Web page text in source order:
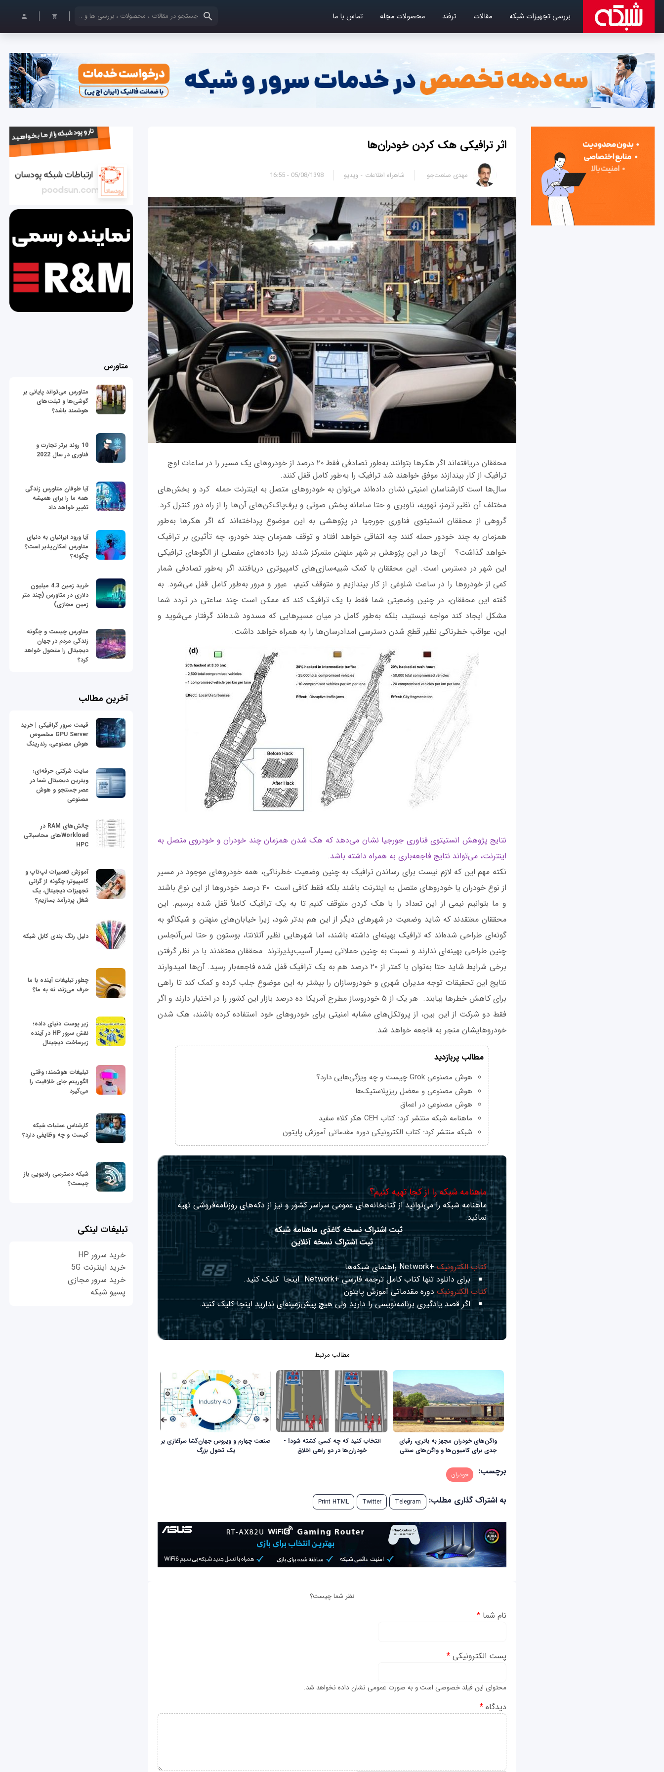
بررسی تجهیزات شبکه مقالات ترفند محصولات مجله تماس با ما کلمات کلیدی خود را وارد کنید
اثر ترافیکی هک کردن خودران‌ها
05/08/1398 - 16:55 مهدی صنعت‌جو شاهراه اطلاعات ویدیو
محققان دریافته‌اند اگر هکرها بتوانند به‌طور تصادفی فقط ۲۰ درصد از خودروهای یک مسیر را در ساعات اوج
ترافیک از کار بیندازند موفق خواهند شد ترافیک را به‌طور کامل قفل کنند.
سال‌ها است کارشناسان امنیتی نشان داده‌اند می‌توان به خودروهای متصل به اینترنت حمله کرد و بخش‌های
مختلف آن نظیر ترمز، تهویه، ناوبری و حتا سامانه پخش صوتی و برف‌پاک‌کن‌های آن‌ها را از راه دور کنترل کرد.
گروهی از محققان انستیتوی فناوری جورجیا در پژوهشی به این موضوع پرداخته‌اند که اگر هکرها به‌طور
همزمان به چند خودور حمله کنند چه اتفاقی خواهد افتاد و توقف همزمان چند خودرو، چه تأثیری بر ترافیک
خواهد گذاشت؟ آن‌ها در این پژوهش بر شهر منهتن متمرکز شدند زیرا داده‌های مفصلی از الگوهای ترافیکی
این شهر در دسترس است. این محققان با کمک شبیه‌سازی‌های کامپیوتری دریافتند اگر به‌طور تصادفی شمار
کمی از خودروها را در ساعت شلوغی از کار بیندازیم و متوقف کنیم، عبور و مرور به‌طور کامل قفل می‌شود. به
گفته این محققان، در چنین وضعیتی شما فقط با یک ترافیک کند که ممکن است چند ساعتی در تردد شما
مشکل ایجاد کند مواجه نیستید، بلکه به‌طور کامل در میان مسیرهایی که مسدود شده‌اند گرفتار می‌شوید و
این، عواقب خطرناکی نظیر قطع شدن دسترسی امدادرسان‌ها را به همراه خواهد داشت.
نتایج پژوهش انستیتوی فناوری جورجیا نشان می‌دهد که هک شدن همزمان چند خودران و خودروی متصل به
اینترنت، می‌تواند نتایج فاجعه‌باری به همراه داشته باشد.
نکته مهم این که لازم نیست برای رساندن ترافیک به چنین وضعیت خطرناکی، همه خودروهای موجود در مسیر
از نوع خودران یا خودروهای متصل به اینترنت باشند بلکه فقط کافی است ۴۰ درصد خودروها از این نوع باشند
و ما بتوانیم نیمی از این تعداد را با هک کردن متوقف کنیم تا به یک ترافیک کاملاً قفل شده برسیم. این
محققان معتقدند که شاید وضعیت در شهرهای دیگر از این هم بدتر شود، زیرا خیابان‌های منهتن و شیکاگو به
گونه‌ای طراحی شده‌اند که ترافیک بهینه‌ای داشته باشند، اما شهرهایی نظیر آتلانتا، بوستون و حتا لس‌آنجلس
چنین طراحی بهینه‌ای ندارند و نسبت به چنین حملاتی بسیار آسیب‌پذیرترند. محققان معتقدند با در نظر گرفتن
برخی شرایط شاید حتا به‌توان با کمتر از ۲۰ درصد هم به یک ترافیک قفل شده فاجعه‌بار رسید. آن‌ها امیدوارند
نتایج این تحقیقات توجه مدیران شهری و خودروسازان را بیشتر به این موضوع جلب کرده و کمک کند تا راهی
برای کاهش خطرها بیابند. هر یک از ۵ خودروساز مطرح آمریکا ده درصد بازار این کشور را در اختیار دارند و اگر
فقط دو شرکت از این بین، از پروتکل‌های مشابه امنیتی برای خودروهای خود استفاده کرده‌ باشند، هک شدن
خودروهایشان منجر به فاجعه خواهد شد.
مطالب پربازدید
هوش مصنوعی Grok چیست و چه ویژگی‌هایی دارد؟
هوش مصنوعی و معضل ریزپلاستیک‌ها
هوش مصنوعی در اعماق
ماهنامه شبکه منتشر کرد: کتاب CEH هکر کلاه سفید
شبکه منتشر کرد: کتاب الکترونیکی دوره مقدماتی آموزش پایتون
ماهنامه شبکه را از کجا تهیه کنیم؟
ماهنامه شبکه را می‌توانید از کتابخانه‌های عمومی سراسر کشور و نیز از دکه‌های روزنامه‌فروشی تهیه
نمائید.
ثبت اشتراک نسخه کاغذی ماهنامه شبکه
ثبت اشتراک نسخه آنلاین
کتاب الکترونیک+Network راهنمای شبکه‌ها
برای دانلود تنها کتاب کامل ترجمه فارسی +Network
اینجا کلیک کنید.
کتاب الکترونیک دوره مقدماتی آموزش پایتون
اگر قصد یادگیری برنامه‌نویسی را دارید ولی هیچ پیش‌زمینه‌ای نداریداینجا کلیک کنید.
مطالب مرتبط
واگن‌های خودران مجهز به باتری، رقبای
جدی برای کامیون‌ها و واگن‌های سنتی
انتخاب کنید که چه کسی کشته شود! -
خودران‌ها در دو راهی اخلاق
صنعت چهارم و ویروس جهان‌گشا سرآغازی بر
یک تحول بزرگ
برچسب: خودران
به اشتراک گذاری مطلب: Telegram
Twitter
Print HTML
نظر شما چیست؟
نام شما *
پست الکترونیکی *
محتوای این فیلد خصوصی است و به صورت عمومی نشان داده نخواهد شد.
دیدگاه *
متاورس
متاورس می‌تواند پایانی بر
گوشی‌ها و تبلت‌های
هوشمند باشد؟
10 روند برتر تجارت و
فناوری در سال 2022
آیا طوفان متاورس زندگی
همه ما را برای همیشه
تغییر خواهد داد
آیا ورود ایرانیان به دنیای
متاورس امکان‌پذیر است؟
چگونه؟
خرید زمین 4.3 میلیون
دلاری در متاورس (چند متر
زمین مجازی)
متاورس چیست و چگونه
زندگی مردم در جهان
دیجیتال را متحول خواهد
کرد؟
آخرین مطالب
قیمت سرور گرافیکی | خرید
GPU Server مخصوص
هوش مصنوعی، رندرینگ
سایت شرکتی حرفه‌ای؛
ویترین دیجیتال شما در
عصر جستجو و هوش
مصنوعی
چالش‌های RAM در
Workloadهای محاسباتی
HPC
آموزش تعمیرات لپ‌تاپ و
کامپیوتر؛ چگونه از گرانی
تجهیزات دیجیتال، یک
شغل پردرآمد بسازیم؟
دلیل رنگ بندی کابل شبکه
چطور تبلیغات آینده با ما
حرف می‌زند، نه به ما؟
زیر پوست دنیای داده؛
نقش سرور HP در آینده
زیرساخت دیجیتال
تبلیغات هوشمند؛ وقتی
الگوریتم جای خلاقیت را
می‌گیرد
کارشناس عملیات شبکه
کیست و چه وظایفی دارد؟
شبکه دسترسی رادیویی باز
چیست؟
تبلیغات لینکی
خرید سرور HP
خرید اینترنت 5G
خرید سرور مجازی
پسیو شبکه